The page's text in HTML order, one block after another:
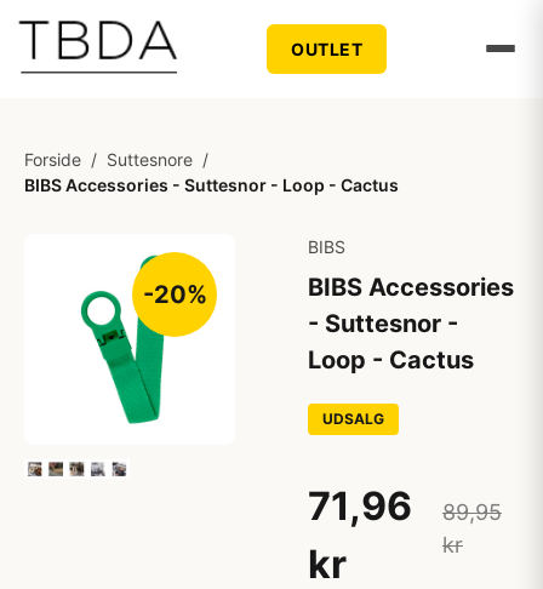
OUTLET
Forside / Suttesnore /
BIBS Accessories - Suttesnor - Loop - Cactus
-20%
BIBS
BIBS Accessories
- Suttesnor -
Loop - Cactus
UDSALG
71,96
kr
89,95
kr